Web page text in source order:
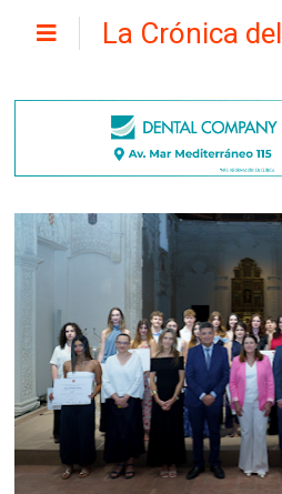
La Crónica del